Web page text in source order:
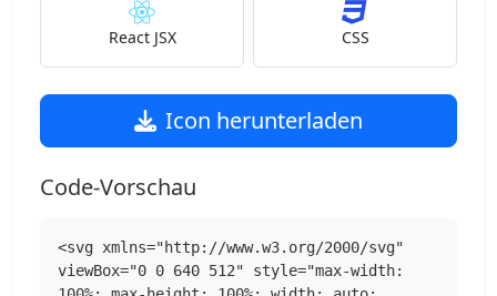
React JSX CSS
Icon herunterladen
Code-Vorschau
<svg xmlns="http://www.w3.org/2000/svg"
viewBox="0 0 640 512" style="max-width: